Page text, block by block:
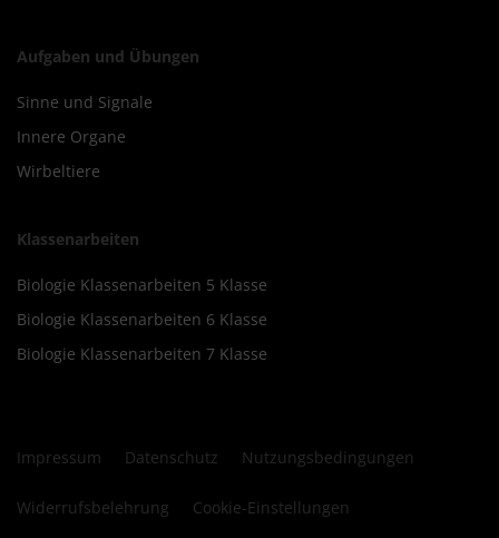
Aufgaben und Übungen
Sinne und Signale
Innere Organe
Wirbeltiere
Klassenarbeiten
Biologie Klassenarbeiten 5 Klasse
Biologie Klassenarbeiten 6 Klasse
Biologie Klassenarbeiten 7 Klasse
Impressum Datenschutz Nutzungsbedingungen
Widerrufsbelehrung Cookie-Einstellungen